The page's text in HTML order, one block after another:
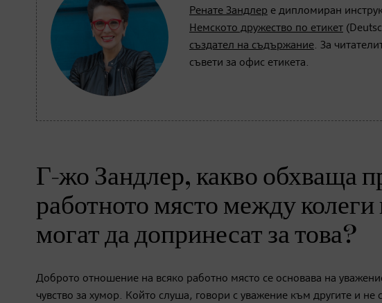
Ренате Зандлер е дипломиран
Немското дружество по етикет
създател на съдържание. За
съвети за офис етикета.
Г-жо Зандлер, какво обхваща
работното място между
могат да допринесат за това?
Доброто отношение на всяко работно място се основава на
чувство за хумор. Който слуша, говори с уважение към другите и